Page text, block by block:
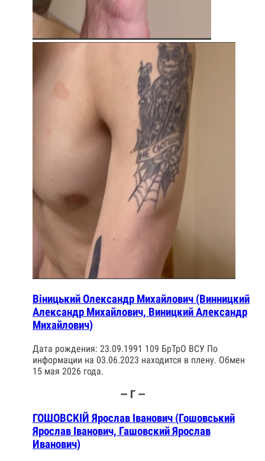
Віницький Олександр Михайлович (Винницкий
Александр Михайлович, Виницкий Александр
Михайлович)
Дата рождения: 23.09.1991 109 БрТрО ВСУ По
информации на 03.06.2023 находится в плену. Обмен
15 мая 2026 года.
— Г —
ГОШОВСКІЙ Ярослав Іванович (Гошовський
Ярослав Іванович, Гашовский Ярослав
Иванович)